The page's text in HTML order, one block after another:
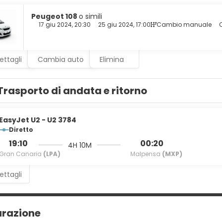
di vasca o doccia e asciugacapelli.
si fa sentire, visita uno dei 2 ristoranti presso un hotel.
di un pratico servizio di lavanderia e lavaggio a secco,
Peugeot 108 o simili
17 giu 2024, 20:30 25 giu 2024, 17:00 Cambio manuale
Cambia auto Elimina
di andata e ritorno
EasyJet U2 - U2 3784
Diretto
19:10
Gran Canaria (LPA)
4H 10M 00:20
Malpensa (MXP)